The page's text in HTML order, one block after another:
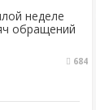
неделе
обращений
684